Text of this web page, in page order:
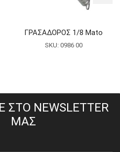
ΓΡΑΣΑΔΟΡΟΣ 1/8 Mato
SKU: 0986 00
ΣΤΟ NEWSLETTER
ΜΑΣ